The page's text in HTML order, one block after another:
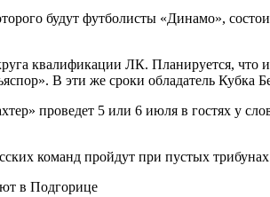
будут футболисты «Динамо»,
квалификации ЛК. Планируется,
В эти же сроки обладатель Кубка
проведет 5 или 6 июля в гостях у
команд пройдут при пустых